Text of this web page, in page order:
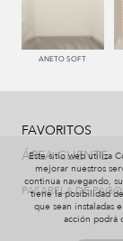
ANETO SOFT
FAVORITOS
ÁREA CLIENTE
PASARELA DE PAGO
Este sitio web utiliza
mejorar nuestros
continua navegando,
tiene la posibilidad
que sean instaladas
acción podrá